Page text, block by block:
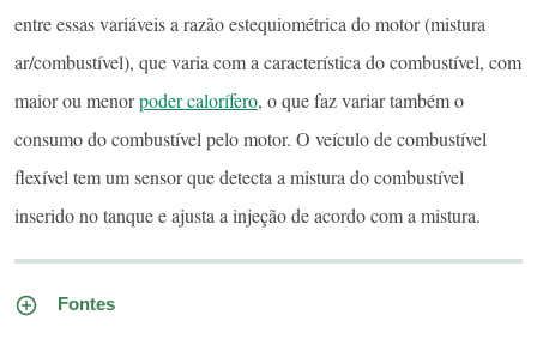
entre essas variáveis a razão estequiométrica do motor (mistura
ar/combustível), que varia com a característica do combustível, com
maior ou menorpoder calorífero, o que faz variar também o
consumo do combustível pelo motor. O veículo de combustível
flexível tem um sensor que detecta a mistura do combustível
inserido no tanque e ajusta a injeção de acordo com a mistura.
Fontes